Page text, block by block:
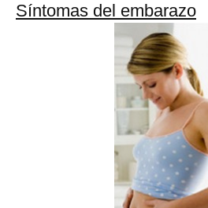
Síntomas del embarazo